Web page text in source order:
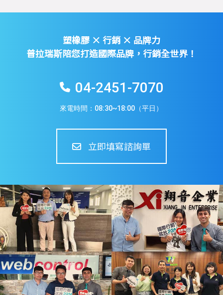
塑橡膠 × 行銷 × 品牌力
普拉瑞斯陪您打造國際品牌，行銷全世界！
04-2451-7070
來電時間：08:30~18:00（平日）
立即填寫諮詢單